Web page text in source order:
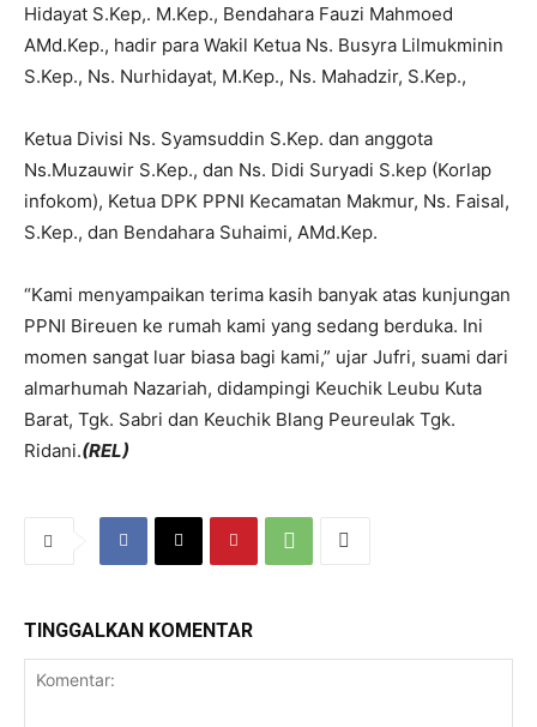
Hidayat S.Kep,. M.Kep., Bendahara Fauzi Mahmoed
AMd.Kep., hadir para Wakil Ketua Ns. Busyra Lilmukminin
S.Kep., Ns. Nurhidayat, M.Kep., Ns. Mahadzir, S.Kep.,
Ketua Divisi Ns. Syamsuddin S.Kep. dan anggota
Ns.Muzauwir S.Kep., dan Ns. Didi Suryadi S.kep (Korlap
infokom), Ketua DPK PPNI Kecamatan Makmur, Ns. Faisal,
S.Kep., dan Bendahara Suhaimi, AMd.Kep.
“Kami menyampaikan terima kasih banyak atas kunjungan
PPNI Bireuen ke rumah kami yang sedang berduka. Ini
momen sangat luar biasa bagi kami,” ujar Jufri, suami dari
almarhumah Nazariah, didampingi Keuchik Leubu Kuta
Barat, Tgk. Sabri dan Keuchik Blang Peureulak Tgk.
Ridani.(REL)
TINGGALKAN KOMENTAR